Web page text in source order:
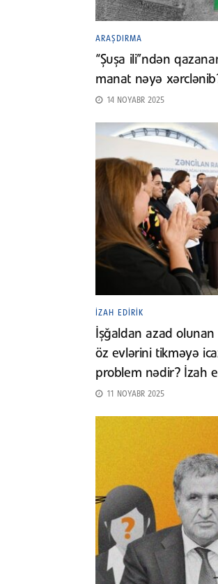
ARAŞDIRMA
“Şuşa ili”ndən
manat nəyə
14 NOYABR 2025
İZAH EDIRIK
İşğaldan azad
öz evlərini tikməyə
problem nədir? İzah
11 NOYABR 2025